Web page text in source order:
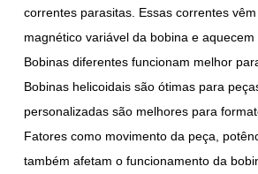
correntes parasitas. Essas correntes
magnético variável da bobina e aquecem
Bobinas diferentes funcionam melhor
Bobinas helicoidais são ótimas para
personalizadas são melhores para
Fatores como movimento da peça,
também afetam o funcionamento da